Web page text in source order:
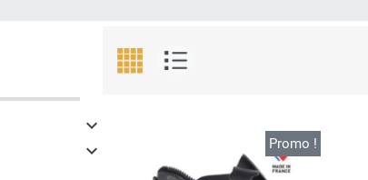

 Promo !